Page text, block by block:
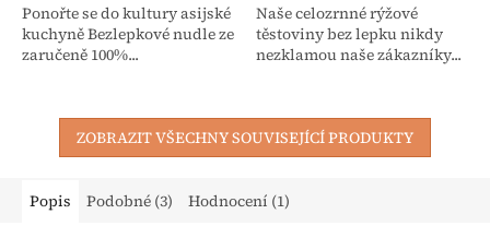
Ponořte se do kultury asijské
kuchyně Bezlepkové nudle ze
zaručeně 100%...
Naše celozrnné rýžové
těstoviny bez lepku nikdy
nezklamou naše zákazníky...
ZOBRAZIT VŠECHNY SOUVISEJÍCÍ PRODUKTY
Popis Podobné (3) Hodnocení (1)